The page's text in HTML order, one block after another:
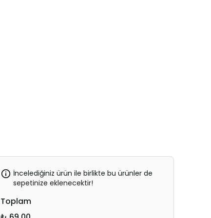
İncelediğiniz ürün ile birlikte bu ürünler de
sepetinize eklenecektir!
Toplam